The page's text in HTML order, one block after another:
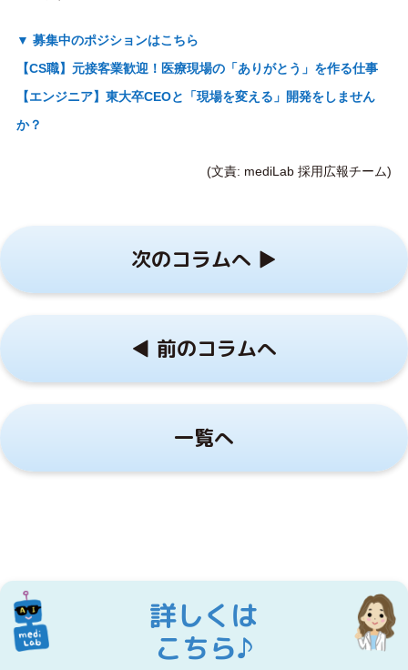
▼ 募集中のポジションはこちら
【CS職】元接客業歓迎！医療現場の「ありがとう」を作る仕事
【エンジニア】東大卒CEOと「現場を変える」開発をしません
か？
(文責: mediLab 採用広報チーム)
次のコラムへ ▶︎
◀︎ 前のコラムへ
一覧へ
詳しくは
こちら♪